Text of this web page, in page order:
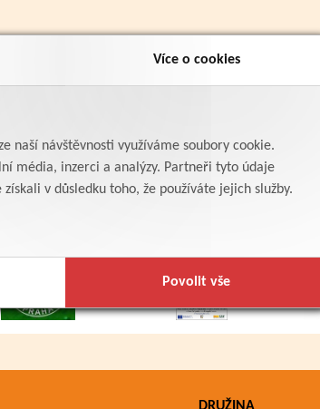
Více o cookies
naší návštěvnosti využíváme soubory cookie.
média, inzerci a analýzy. Partneři tyto údaje
v důsledku toho, že používáte jejich služby.
Povolit vše